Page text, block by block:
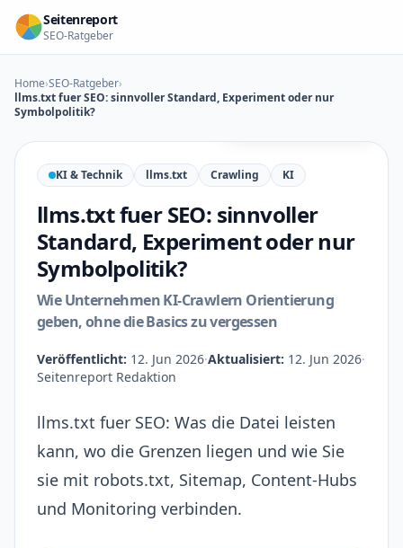
Zum Inhalt springen
Seitenreport
SEO-Ratgeber
Home›SEO-Ratgeber›
llms.txt fuer SEO: sinnvoller Standard, Experiment oder nur
Symbolpolitik?
KI & Technik llms.txt Crawling KI
llms.txt fuer SEO: sinnvoller
Standard, Experiment oder nur
Symbolpolitik?
Wie Unternehmen KI-Crawlern Orientierung
geben, ohne die Basics zu vergessen
Veröffentlicht: 12. Jun 2026·Aktualisiert: 12. Jun 2026·
Seitenreport Redaktion
llms.txt fuer SEO: Was die Datei leisten
kann, wo die Grenzen liegen und wie Sie
sie mit robots.txt, Sitemap, Content-Hubs
und Monitoring verbinden.